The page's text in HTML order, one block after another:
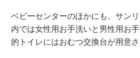
ベビーセンターのほかにも、サン
内では女性用お手洗いと男性用お
的トイレにはおむつ交換台が用意さ